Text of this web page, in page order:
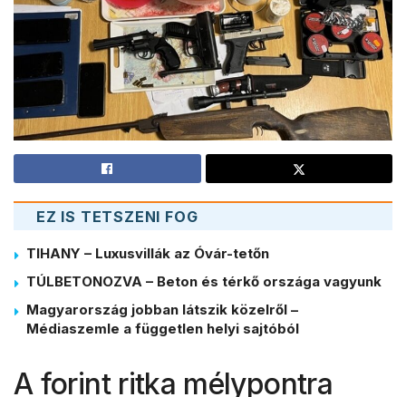
EZ IS TETSZENI FOG
TIHANY – Luxusvillák az Óvár-tetőn
TÚLBETONOZVA – Beton és térkő országa vagyunk
Magyarország jobban látszik közelről –
Médiaszemle a független helyi sajtóból
A forint ritka mélypontra